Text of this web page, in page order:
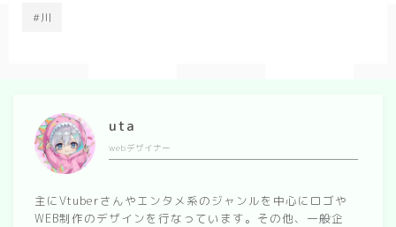
#川
uta
webデザイナー
主にVtuberさんやエンタメ系のジャンルを中心にロゴや
WEB制作のデザインを行なっています。その他、一般企